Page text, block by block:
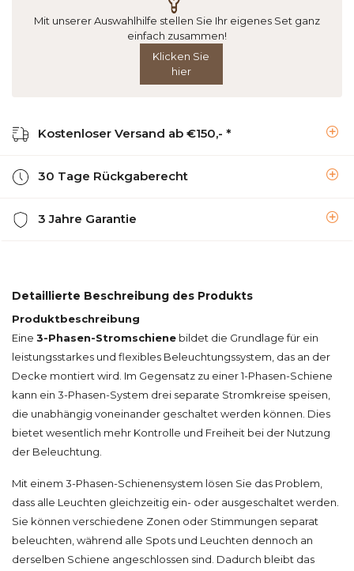
Mit unserer Auswahlhilfe stellen Sie Ihr eigenes Set ganz
einfach zusammen!
Klicken Sie
hier
Kostenloser Versand ab €150,- *
30 Tage Rückgaberecht
3 Jahre Garantie
Detaillierte Beschreibung des Produkts
Produktbeschreibung
Eine 3-Phasen-Stromschiene bildet die Grundlage für ein
leistungsstarkes und flexibles Beleuchtungssystem, das an der
Decke montiert wird. Im Gegensatz zu einer 1-Phasen-Schiene
kann ein 3-Phasen-System drei separate Stromkreise speisen,
die unabhängig voneinander geschaltet werden können. Dies
bietet wesentlich mehr Kontrolle und Freiheit bei der Nutzung
der Beleuchtung.
Mit einem 3-Phasen-Schienensystem lösen Sie das Problem,
dass alle Leuchten gleichzeitig ein- oder ausgeschaltet werden.
Sie können verschiedene Zonen oder Stimmungen separat
beleuchten, während alle Spots und Leuchten dennoch an
derselben Schiene angeschlossen sind. Dadurch bleibt das